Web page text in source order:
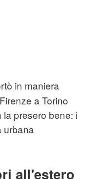
in maniera
a Torino
la presero bene: i
urbana
all'estero